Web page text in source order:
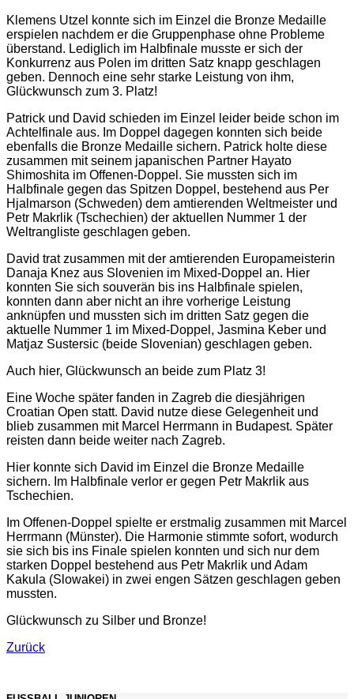
Klemens Utzel konnte sich im Einzel die Bronze Medaille
erspielen nachdem er die Gruppenphase ohne Probleme
überstand. Lediglich im Halbfinale musste er sich der
Konkurrenz aus Polen im dritten Satz knapp geschlagen
geben. Dennoch eine sehr starke Leistung von ihm,
Glückwunsch zum 3. Platz!
Patrick und David schieden im Einzel leider beide schon im
Achtelfinale aus. Im Doppel dagegen konnten sich beide
ebenfalls die Bronze Medaille sichern. Patrick holte diese
zusammen mit seinem japanischen Partner Hayato
Shimoshita im Offenen-Doppel. Sie mussten sich im
Halbfinale gegen das Spitzen Doppel, bestehend aus Per
Hjalmarson (Schweden) dem amtierenden Weltmeister und
Petr Makrlik (Tschechien) der aktuellen Nummer 1 der
Weltrangliste geschlagen geben.
David trat zusammen mit der amtierenden Europameisterin
Danaja Knez aus Slovenien im Mixed-Doppel an. Hier
konnten Sie sich souverän bis ins Halbfinale spielen,
konnten dann aber nicht an ihre vorherige Leistung
anknüpfen und mussten sich im dritten Satz gegen die
aktuelle Nummer 1 im Mixed-Doppel, Jasmina Keber und
Matjaz Sustersic (beide Slovenian) geschlagen geben.
Auch hier, Glückwunsch an beide zum Platz 3!
Eine Woche später fanden in Zagreb die diesjährigen
Croatian Open statt. David nutze diese Gelegenheit und
blieb zusammen mit Marcel Herrmann in Budapest. Später
reisten dann beide weiter nach Zagreb.
Hier konnte sich David im Einzel die Bronze Medaille
sichern. Im Halbfinale verlor er gegen Petr Makrlik aus
Tschechien.
Im Offenen-Doppel spielte er erstmalig zusammen mit Marcel
Herrmann (Münster). Die Harmonie stimmte sofort, wodurch
sie sich bis ins Finale spielen konnten und sich nur dem
starken Doppel bestehend aus Petr Makrlik und Adam
Kakula (Slowakei) in zwei engen Sätzen geschlagen geben
mussten.
Glückwunsch zu Silber und Bronze!
Zurück